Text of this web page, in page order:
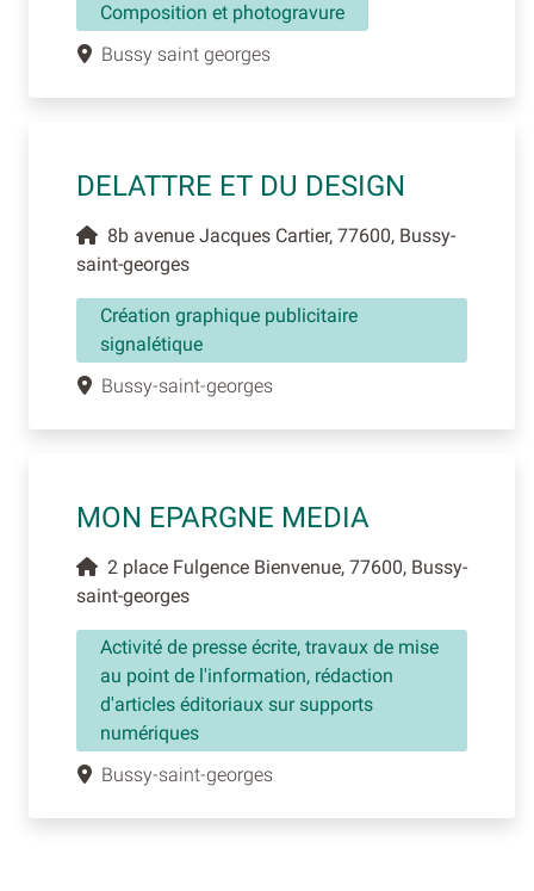
Composition et photogravure
Bussy saint georges
DELATTRE ET DU DESIGN
8b avenue Jacques Cartier, 77600, Bussy-
saint-georges
Création graphique publicitaire
signalétique
Bussy-saint-georges
MON EPARGNE MEDIA
2 place Fulgence Bienvenue, 77600, Bussy-
saint-georges
Activité de presse écrite, travaux de mise
au point de l'information, rédaction
d'articles éditoriaux sur supports
numériques
Bussy-saint-georges